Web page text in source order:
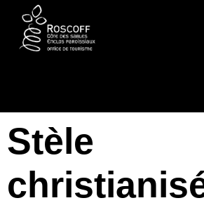
Stèle
Cookies management panel